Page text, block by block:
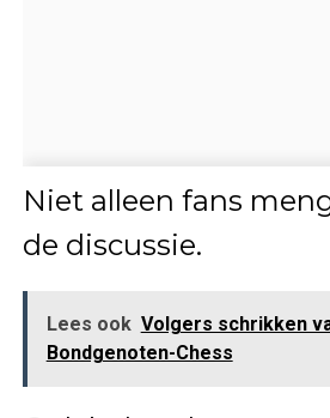
Niet alleen fans
de discussie.
Lees ook Volgers schrikken
Bondgenoten-Chess